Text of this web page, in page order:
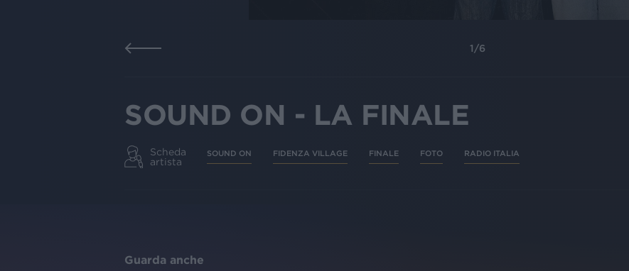
1/6
SOUND ON - LA FINALE
Scheda
artista
SOUND ON FIDENZA VILLAGE FINALE FOTO RADIO ITALIA
Guarda anche